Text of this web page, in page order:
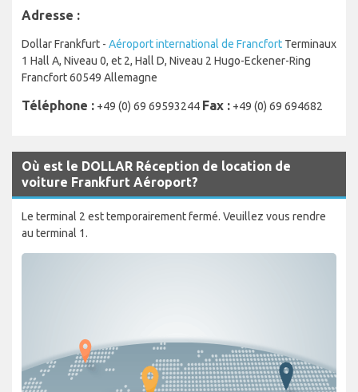
Adresse :
Dollar Frankfurt - Aéroport international de Francfort Terminaux
1 Hall A, Niveau 0, et 2, Hall D, Niveau 2 Hugo-Eckener-Ring
Francfort 60549 Allemagne
Téléphone : +49 (0) 69 69593244 Fax : +49 (0) 69 694682
Où est le DOLLAR Réception de location de
voiture Frankfurt Aéroport?
Le terminal 2 est temporairement fermé. Veuillez vous rendre
au terminal 1.